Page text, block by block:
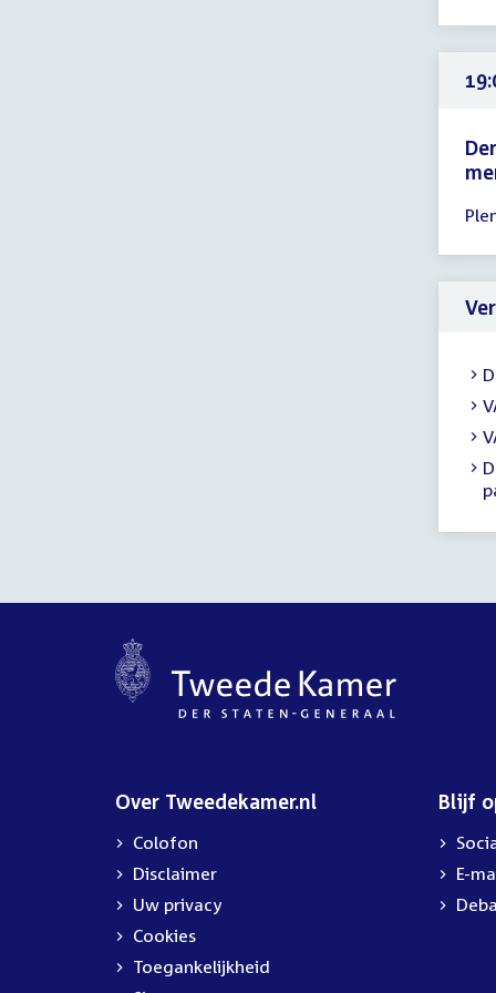
-
-
Over Tweedekamer.nl
Colofon
Disclaimer
Uw privacy
Cookies
Toegankelijkheid
Blijf
E-